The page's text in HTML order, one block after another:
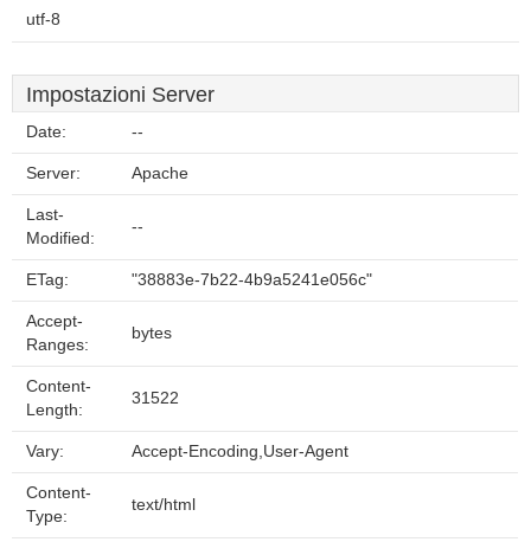
utf-8
Impostazioni Server
Date: --
Server: Apache
Last-
Modified:
--
ETag: "38883e-7b22-4b9a5241e056c"
Accept-
Ranges:
bytes
Content-
Length:
31522
Vary: Accept-Encoding,User-Agent
Content-
Type:
text/html